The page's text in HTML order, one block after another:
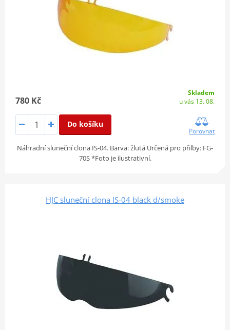
780 Kč
Skladem
u vás 13. 08.
Do košíku
Porovnat
Náhradní sluneční clona IS-04. Barva: žlutá Určená pro přilby: FG-
70S *Foto je ilustrativní.
HJC sluneční clona IS-04 black d/smoke